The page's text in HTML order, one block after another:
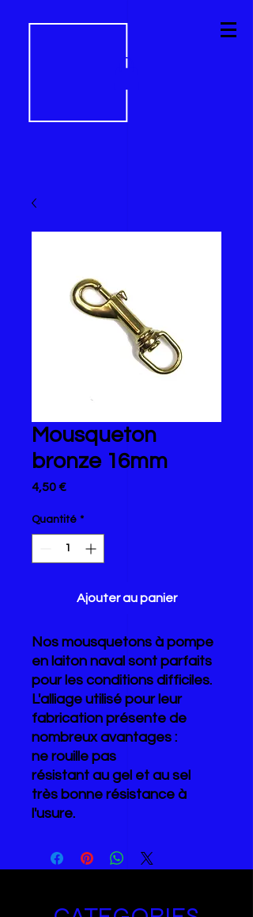
Mousqueton
bronze 16mm
4,50 €Prix
Quantité *
Ajouter au panier
Nos mousquetons à pompe
en laiton naval sont parfaits
pour les conditions difficiles.
L'alliage utilisé pour leur
fabrication présente de
nombreux avantages :
ne rouille pas
résistant au gel et au sel
très bonne résistance à
l'usure.